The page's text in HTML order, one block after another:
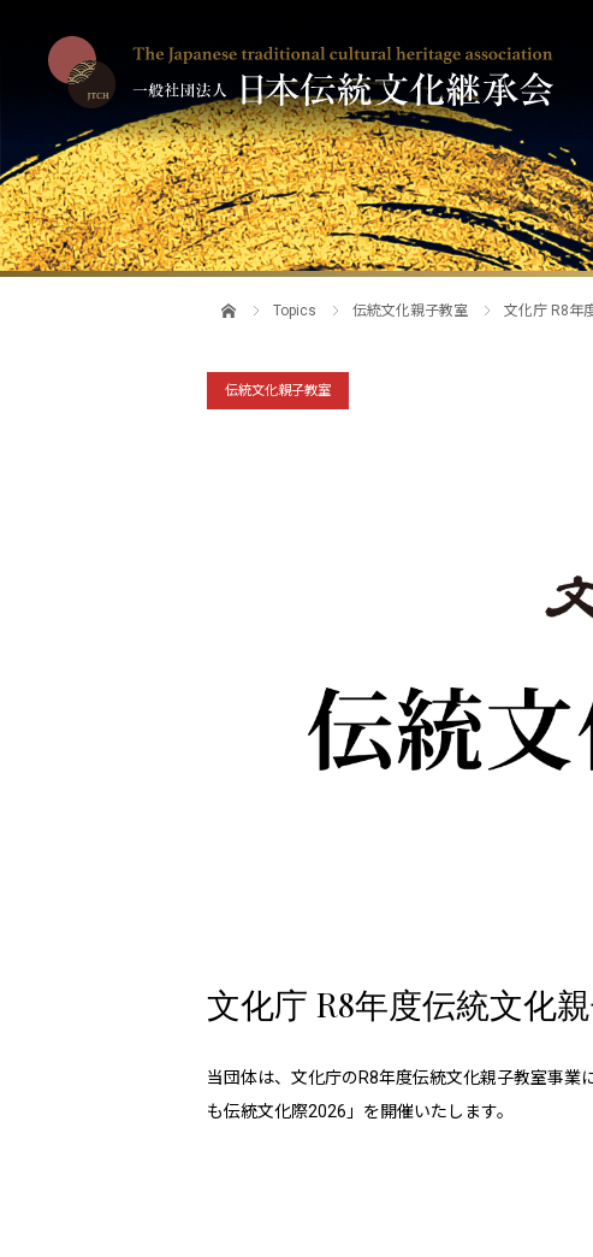
Topics 伝統文化親子教室 文化庁 R8年
伝統文化親子教室
文化庁 R8年度伝統文化
当団体は、文化庁のR8年度伝統文化親子教室事
も伝統文化際2026」を開催いたします。